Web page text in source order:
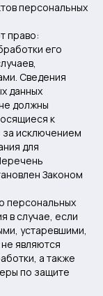
персональных
право:
его
Сведения
данных
должны
к
за исключением
для
Законом
персональных
в случае, если
устаревшими,
являются
а также
по защите